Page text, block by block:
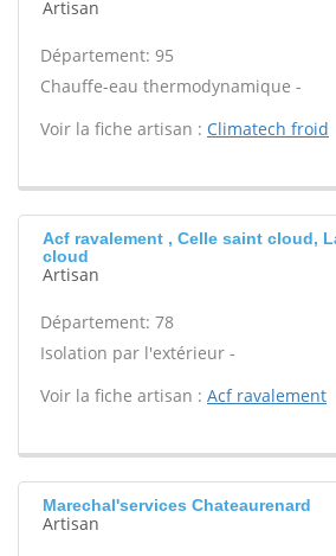
Artisan
Département: 95
Chauffe-eau thermodynamique -
Voir la fiche artisan : Climatech froid
Acf ravalement , Celle saint cloud,
cloud
Artisan
Département: 78
Isolation par l'extérieur -
Voir la fiche artisan : Acf ravalement
Marechal'services Chateaurenard
Artisan